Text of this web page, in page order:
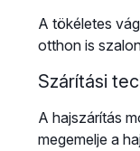
A tökéletes
otthon is
Szárítási
A hajszárítás
megemelje a